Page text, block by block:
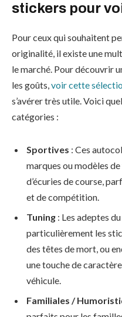
stickers pour
Pour ceux qui souhaitent
originalité, il existe une
le marché. Pour découvrir
les goûts,voir cette
s’avérer très utile. Voici
catégories :
Sportives : Ces
marques ou modèles
d’écuries de course,
et de compétition.
Tuning : Les adeptes
particulièrement les
des têtes de mort, ou
une touche de
véhicule.
Familiales /